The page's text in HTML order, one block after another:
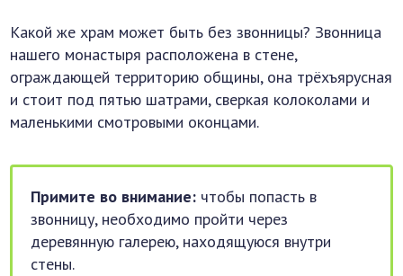
Какой же храм может быть без звонницы? Звонница
нашего монастыря расположена в стене,
ограждающей территорию общины, она трёхъярусная
и стоит под пятью шатрами, сверкая колоколами и
маленькими смотровыми оконцами.
Примите во внимание: чтобы попасть в
звонницу, необходимо пройти через
деревянную галерею, находящуюся внутри
стены.